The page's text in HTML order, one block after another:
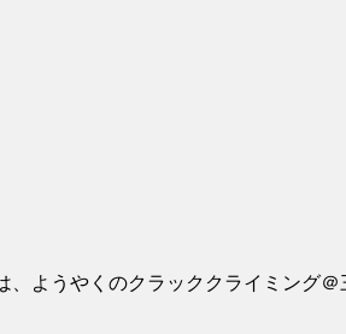
ようやくのクラッククライミング＠